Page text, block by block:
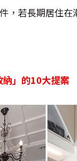
，若長期居住
」的10大提案